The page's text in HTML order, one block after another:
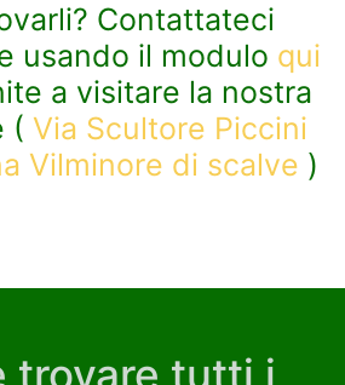
Contattateci
usando il modulo qui
a visitare la nostra
( Via Scultore Piccini
Vilminore di scalve )
trovare tutti i